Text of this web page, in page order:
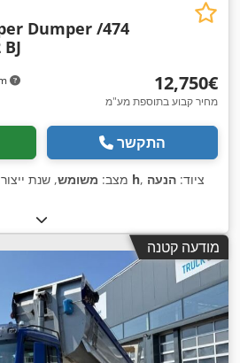
Dumper /474
‏12,750 ‏€
מחיר קבוע בתוספת מע"מ
התקשר
מצב: משומש, שנת 474 h , ציוד: הנעה
מודעה קטנה